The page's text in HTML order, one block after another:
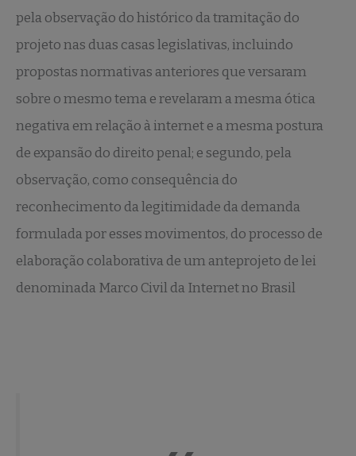
pela observação do histórico da tramitação do
projeto nas duas casas legislativas, incluindo
propostas normativas anteriores que versaram
sobre o mesmo tema e revelaram a mesma ótica
negativa em relação à internet e a mesma postura
de expansão do direito penal; e segundo, pela
observação, como consequência do
reconhecimento da legitimidade da demanda
formulada por esses movimentos, do processo de
elaboração colaborativa de um anteprojeto de lei
denominada Marco Civil da Internet no Brasil